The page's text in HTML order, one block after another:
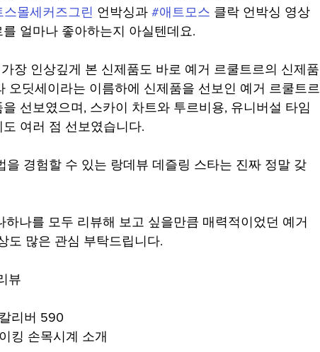
몰세커즈그린 언박싱과 #애트모스 클락 언박싱 영상
얼마나 좋아하는지 아실텐데요.
장 인상깊게 본 신제품도 바로 예거 르쿨트르의 신제품
오딧세이라는 이름하에 신제품을 선보인 예거 르쿨트르
선보였으며, 스카이 차트와 투르비용, 유니버설 타임
여러 점 선보였습니다.
을 경험할 수 있는 랑데뷰 데즐링 스타는 진짜 정말 갖
나를 모두 리뷰해 보고 싶을만큼 매력적이었던 예거
도 많은 관심 부탁드립니다.
뷰
리버 590
킹 손목시계 소개